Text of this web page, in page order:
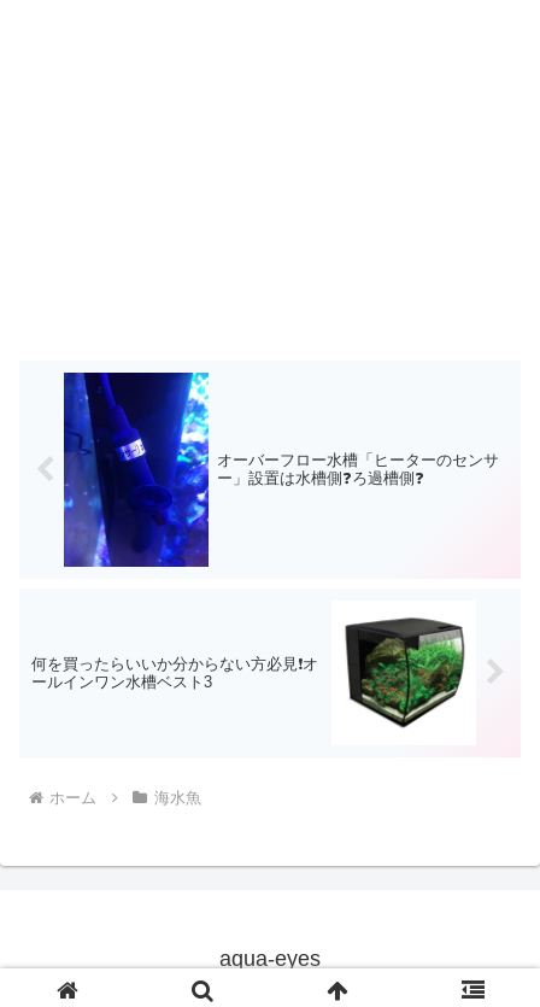
オーバーフロー水槽「ヒーターのセンサ
ー」設置は水槽側❓ろ過槽側❓
何を買ったらいいか分からない方必見❗オ
ールインワン水槽ベスト3
ホーム 海水魚
aqua-eyes
© 2019 aqua-eyes.